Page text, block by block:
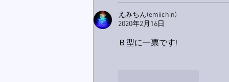
えみちん(emiichin)
2020年2月16日
Ｂ型に一票です!